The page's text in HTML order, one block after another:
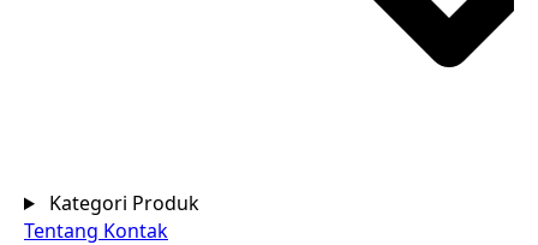
Kategori Produk
Tentang Kontak